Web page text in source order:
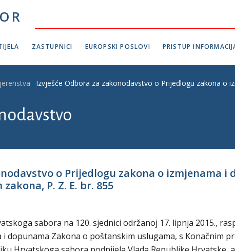
ZASTUPNICI EUROPSKI POSLOVI PRISTUP
Izvješće Odbora za zakonodavstvo o Prijedlogu zakona o
o Prijedlogu zakona o izmjenama
P. Z. E. br. 855
sabora na 120. sjednici održanoj 17. lipnja 2015.,
dopunama Zakona o poštanskim uslugama, s Konačnim